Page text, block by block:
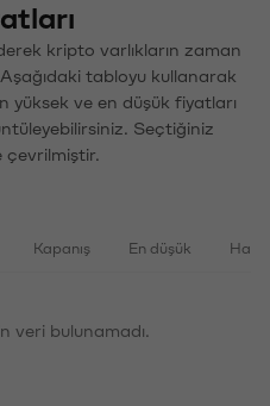
kripto varlıkların zaman
tabloyu kullanarak
yüksek ve en düşük fiyatları
Seçtiğiniz
çevrilmiştir.
Kapanış En düşük
veri bulunamadı.